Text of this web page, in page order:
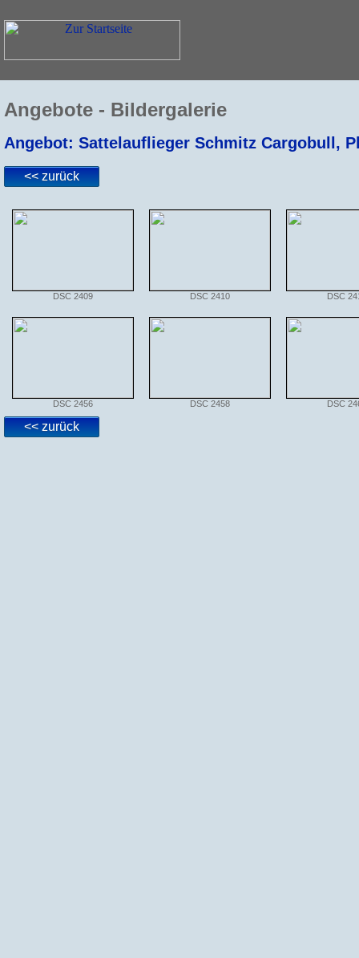
Angebote - Bildergalerie
Angebot: Sattelauflieger Schmitz Cargobull,
<< zurück
DSC 2409 DSC 2410 DSC
DSC 2456 DSC 2458 DSC
<< zurück